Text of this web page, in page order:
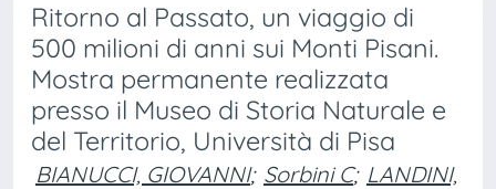
Ritorno al Passato, un viaggio di
500 milioni di anni sui Monti Pisani.
Mostra permanente realizzata
presso il Museo di Storia Naturale e
del Territorio, Università di Pisa
BIANUCCI, GIOVANNI; Sorbini C; LANDINI,